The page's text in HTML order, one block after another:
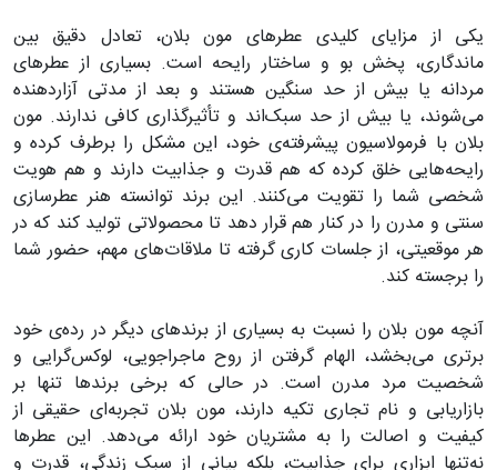
یکی از مزایای کلیدی عطرهای مون بلان، تعادل دقیق بین
ماندگاری، پخش بو و ساختار رایحه است. بسیاری از عطرهای
مردانه یا بیش از حد سنگین هستند و بعد از مدتی آزاردهنده
می‌شوند، یا بیش از حد سبک‌اند و تأثیرگذاری کافی ندارند. مون
بلان با فرمولاسیون پیشرفته‌ی خود، این مشکل را برطرف کرده و
رایحه‌هایی خلق کرده که هم قدرت و جذابیت دارند و هم هویت
شخصی شما را تقویت می‌کنند. این برند توانسته هنر عطرسازی
سنتی و مدرن را در کنار هم قرار دهد تا محصولاتی تولید کند که در
هر موقعیتی، از جلسات کاری گرفته تا ملاقات‌های مهم، حضور شما
را برجسته کند.
آنچه مون بلان را نسبت به بسیاری از برندهای دیگر در رده‌ی خود
برتری می‌بخشد، الهام گرفتن از روح ماجراجویی، لوکس‌گرایی و
شخصیت مرد مدرن است. در حالی که برخی برندها تنها بر
بازاریابی و نام تجاری تکیه دارند، مون بلان تجربه‌ای حقیقی از
کیفیت و اصالت را به مشتریان خود ارائه می‌دهد. این عطرها
نه‌تنها ابزاری برای جذابیت، بلکه بیانی از سبک زندگی، قدرت و